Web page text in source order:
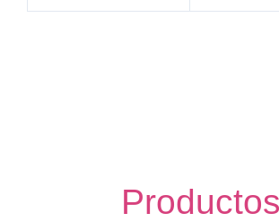
Productos